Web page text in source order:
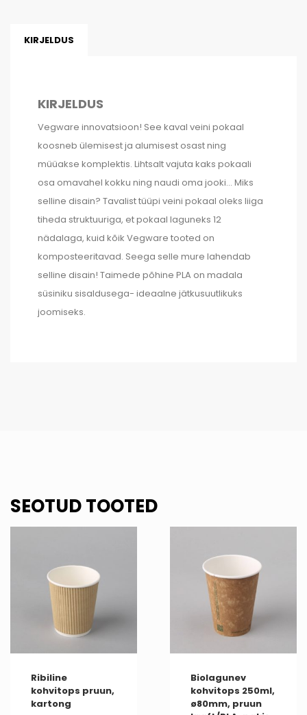
KIRJELDUS
KIRJELDUS
Vegware innovatsioon! See kaval veini pokaal
koosneb ülemisest ja alumisest osast ning
müüakse komplektis. Lihtsalt vajuta kaks pokaali
osa omavahel kokku ning naudi oma jooki… Miks
selline disain? Tavalist tüüpi veini pokaal oleks liiga
tiheda struktuuriga, et pokaal laguneks 12
nädalaga, kuid kõik Vegware tooted on
komposteeritavad. Seega selle mure lahendab
selline disain! Taimede põhine PLA on madala
süsiniku sisaldusega- ideaalne jätkusuutlikuks
joomiseks.
SEOTUD TOOTED
Ribiline
kohvitops pruun,
kartong
Biolagunev
kohvitops 250ml,
ø80mm, pruun